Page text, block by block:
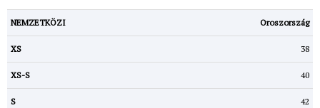
Oroszország
38
40
42